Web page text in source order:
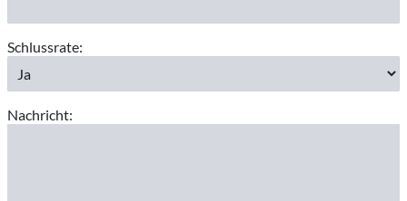
Schlussrate:
Nachricht: